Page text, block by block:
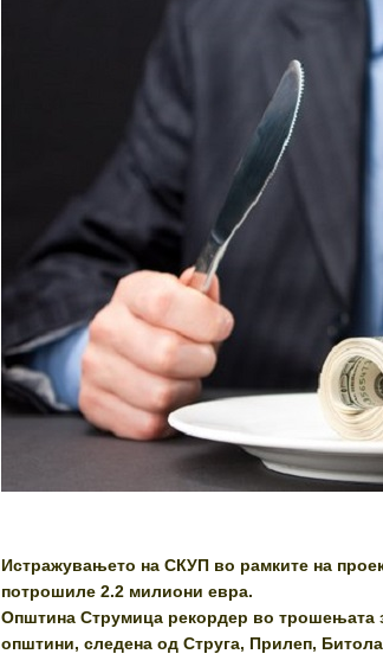
Истражувањето на СКУП во рамките на
потрошиле 2.2 милиони евра.
Општина Струмица рекордер во трошењата
општини, следена од Струга, Прилеп,